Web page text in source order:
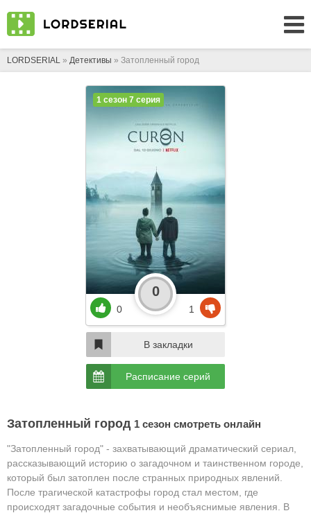
LORDSERIAL » Детективы » Затопленный город
Затопленный город 1 сезон смотреть онлайн
"Затопленный город" - захватывающий драматический сериал,
рассказывающий историю о загадочном и таинственном городе,
который был затоплен после странных природных явлений.
После трагической катастрофы город стал местом, где
происходят загадочные события и необъяснимые явления. В
1 сезон 7 серия
0
0
1
В закладки
Расписание серий